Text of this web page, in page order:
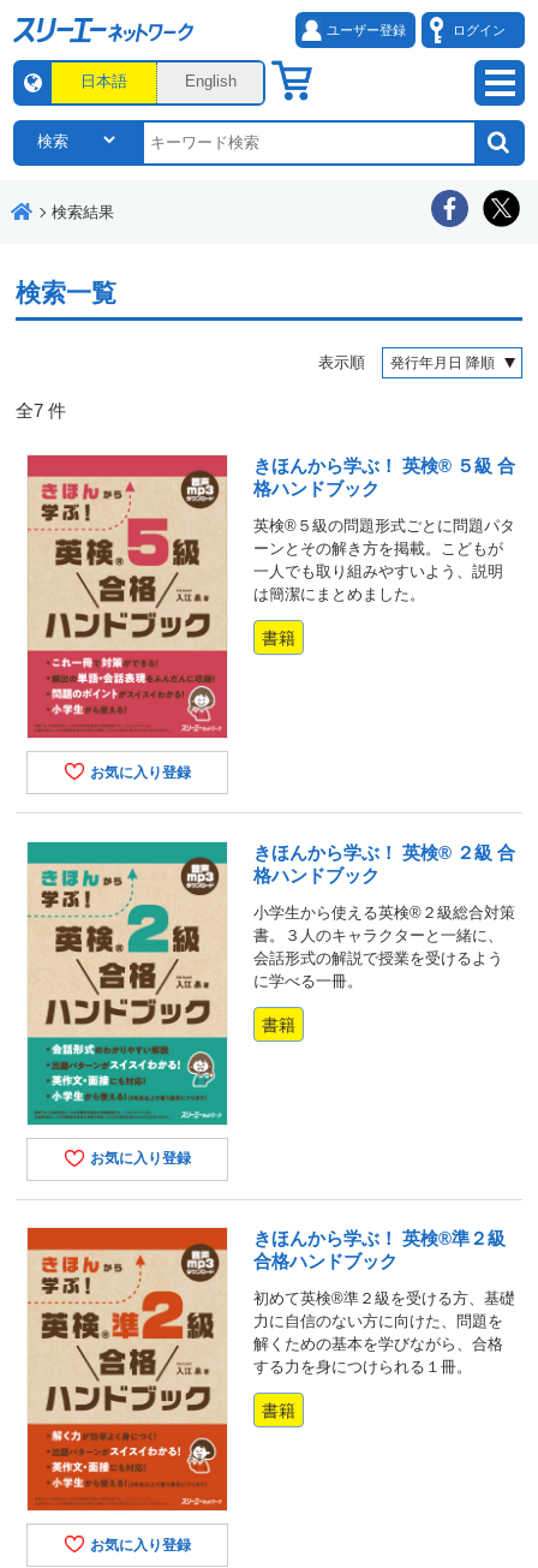
ユーザー登録 ログイン
日本語 English
検索結果
検索一覧
表示順
全7 件
お気に入り登録
きほんから学ぶ！ 英検® ５級 合
格ハンドブック
英検®５級の問題形式ごとに問題パタ
ーンとその解き方を掲載。こどもが
一人でも取り組みやすいよう、説明
は簡潔にまとめました。
書籍
お気に入り登録
きほんから学ぶ！ 英検® ２級 合
格ハンドブック
小学生から使える英検®２級総合対策
書。３人のキャラクターと一緒に、
会話形式の解説で授業を受けるよう
に学べる一冊。
書籍
お気に入り登録
きほんから学ぶ！ 英検®準２級
合格ハンドブック
初めて英検®準２級を受ける方、基礎
力に自信のない方に向けた、問題を
解くための基本を学びながら、合格
する力を身につけられる１冊。
書籍